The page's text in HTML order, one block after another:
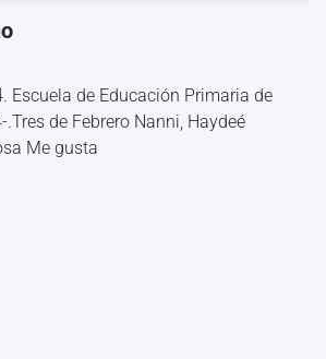
Escuela de Educación Primaria de
de Febrero Nanni, Haydeé
Me gusta